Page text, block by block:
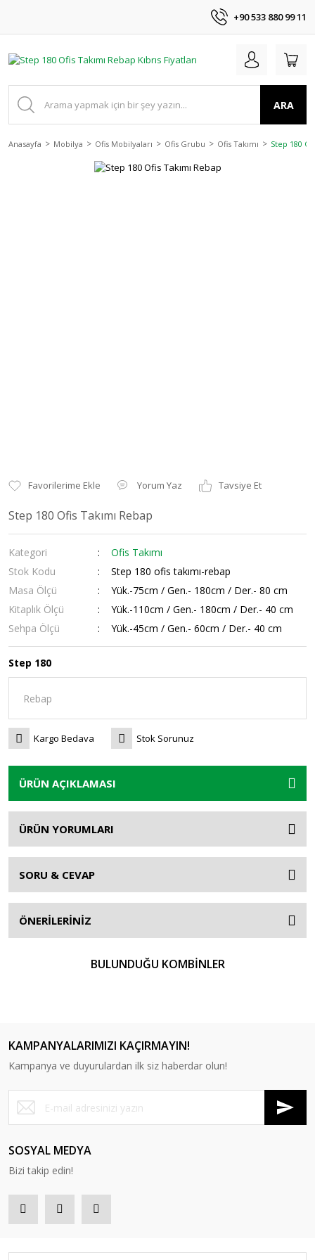
+90 533 880 99 11
ARA
Anasayfa Mobilya Ofis Mobilyaları Ofis Grubu Ofis Takımı Step 180
Yorum Yaz Tavsiye Et
Step 180 Ofis Takımı Rebap
Kategori
Ofis Takımı
Stok Kodu
Step 180 ofis takımı-rebap
Masa Ölçü
Yük.-75cm / Gen.- 180cm / Der.- 80 cm
Kitaplık Ölçü
Yük.-110cm / Gen.- 180cm / Der.- 40 cm
Sehpa Ölçü
Yük.-45cm / Gen.- 60cm / Der.- 40 cm
Step 180
Kargo Bedava Stok Sorunuz
ÜRÜN AÇIKLAMASI
ÜRÜN YORUMLARI
SORU & CEVAP
ÖNERİLERİNİZ
BULUNDUĞU KOMBİNLER
Melis Tekli Koltuk
KAMPANYALARIMIZI KAÇIRMAYIN!
Kampanya ve duyurulardan ilk siz haberdar olun!
SOSYAL MEDYA
Bizi takip edin!